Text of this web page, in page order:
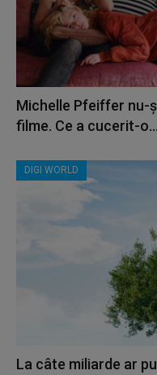
Michelle Pfeiffer nu-
filme. Ce a cucerit-o...
DIGI WORLD
La câte miliarde ar